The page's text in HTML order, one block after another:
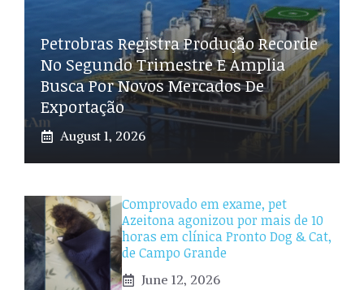
Petrobras Registra Produção Recorde
No Segundo Trimestre E Amplia
Busca Por Novos Mercados De
Exportação
August 1, 2026
Comprovado em exame, pet
Azeitona agonizou por mais de 10
horas em clínica Pronto Dog & Cat,
de Campo Grande
June 12, 2026